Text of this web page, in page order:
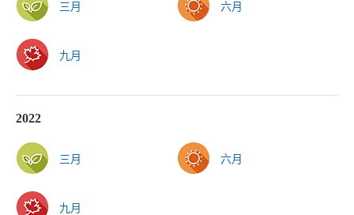
三月 六月
九月
2022
三月 六月
九月